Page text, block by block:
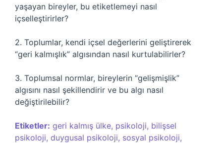
yaşayan bireyler, bu etiketlemeyi nasıl
içselleştirirler?
2. Toplumlar, kendi içsel değerlerini geliştirerek
“geri kalmışlık” algısından nasıl kurtulabilirler?
3. Toplumsal normlar, bireylerin “gelişmişlik”
algısını nasıl şekillendirir ve bu algı nasıl
değiştirilebilir?
Etiketler: geri kalmış ülke, psikoloji, bilişsel
psikoloji, duygusal psikoloji, sosyal psikoloji,